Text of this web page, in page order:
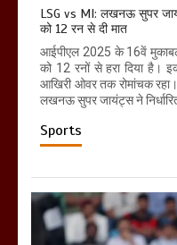
LSG vs MI: लखनऊ सुपर
को 12 रन से दी मात
आईपीएल 2025 के 16वें
को 12 रनों से हरा दिया है।
आखिरी ओवर तक रोमांचक
लखनऊ सुपर जायंट्स ने
Sports